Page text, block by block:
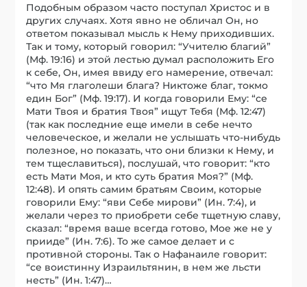
Подобным образом часто поступал Христос и в
других случаях. Хотя явно не обличал Он, но
ответом показывал мысль к Нему приходивших.
Так и тому, который говорил: “Учителю благий”
(Мф. 19:16) и этой лестью думал расположить Его
к себе, Он, имея ввиду его намерение, отвечал:
“что Мя глаголеши блага? Никтоже благ, токмо
един Бог” (Мф. 19:17). И когда говорили Ему: “се
Мати Твоя и братия Твоя” ищут Тебя (Мф. 12:47)
(так как последние еще имели в себе нечто
человеческое, и желали не услышать что-нибудь
полезное, но показать, что они близки к Нему, и
тем тщеславиться), послушай, что говорит: “кто
есть Мати Моя, и кто суть братия Моя?” (Мф.
12:48). И опять самим братьям Своим, которые
говорили Ему: “яви Себе мирови” (Ин. 7:4), и
желали через то приобрети себе тщетную славу,
сказал: “время ваше всегда готово, Мое же не у
прииде” (Ин. 7:6). То же самое делает и с
противной стороны. Так о Нафанаиле говорит:
“се воистинну Израильтянин, в нем же льсти
несть” (Ин. 1:47)…